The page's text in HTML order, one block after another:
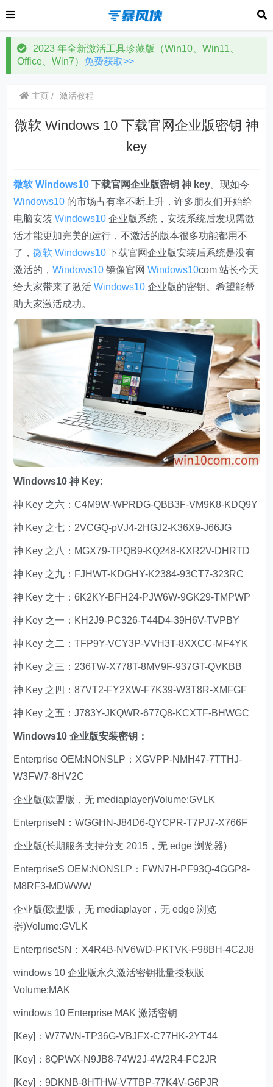
2023 年全新激活工具珍藏版（Win10、Win11、
Office、Win7） 免费获取>>
主页 激活教程
微软 Windows 10 下载官网企业版密钥 神
key
微软 Windows10 下载官网企业版密钥 神 key。现如今
Windows10 的市场占有率不断上升，许多朋友们开始给
电脑安装Windows10 企业版系统，安装系统后发现需激
活才能更加完美的运行，不激活的版本很多功能都用不
了，微软 Windows10 下载官网企业版安装后系统是没有
激活的，Windows10 镜像官网Windows10com 站长今天
给大家带来了激活Windows10 企业版的密钥。希望能帮
助大家激活成功。
Windows10 神 Key:
神 Key 之六：C4M9W-WPRDG-QBB3F-VM9K8-KDQ9Y
神 Key 之七：2VCGQ-pVJ4-2HGJ2-K36X9-J66JG
神 Key 之八：MGX79-TPQB9-KQ248-KXR2V-DHRTD
神 Key 之九：FJHWT-KDGHY-K2384-93CT7-323RC
神 Key 之十：6K2KY-BFH24-PJW6W-9GK29-TMPWP
神 Key 之一：KH2J9-PC326-T44D4-39H6V-TVPBY
神 Key 之二：TFP9Y-VCY3P-VVH3T-8XXCC-MF4YK
神 Key 之三：236TW-X778T-8MV9F-937GT-QVKBB
神 Key 之四：87VT2-FY2XW-F7K39-W3T8R-XMFGF
神 Key 之五：J783Y-JKQWR-677Q8-KCXTF-BHWGC
Windows10 企业版安装密钥：
Enterprise OEM:NONSLP：XGVPP-NMH47-7TTHJ-
W3FW7-8HV2C
企业版(欧盟版，无 mediaplayer)Volume:GVLK
EnterpriseN：WGGHN-J84D6-QYCPR-T7PJ7-X766F
企业版(长期服务支持分支 2015，无 edge 浏览器)
EnterpriseS OEM:NONSLP：FWN7H-PF93Q-4GGP8-
M8RF3-MDWWW
企业版(欧盟版，无 mediaplayer，无 edge 浏览
器)Volume:GVLK
EnterpriseSN：X4R4B-NV6WD-PKTVK-F98BH-4C2J8
windows 10 企业版永久激活密钥批量授权版
Volume:MAK
windows 10 Enterprise MAK 激活密钥
[Key]：W77WN-TP36G-VBJFX-C77HK-2YT44
[Key]：8QPWX-N9JB8-74W2J-4W2R4-FC2JR
[Key]：9DKNB-8HTHW-V7TBP-77K4V-G6PJR